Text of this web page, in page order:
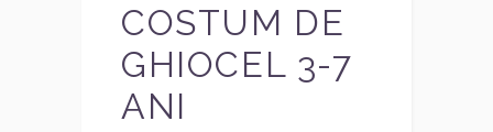
COSTUM DE
GHIOCEL 3-7
ANI